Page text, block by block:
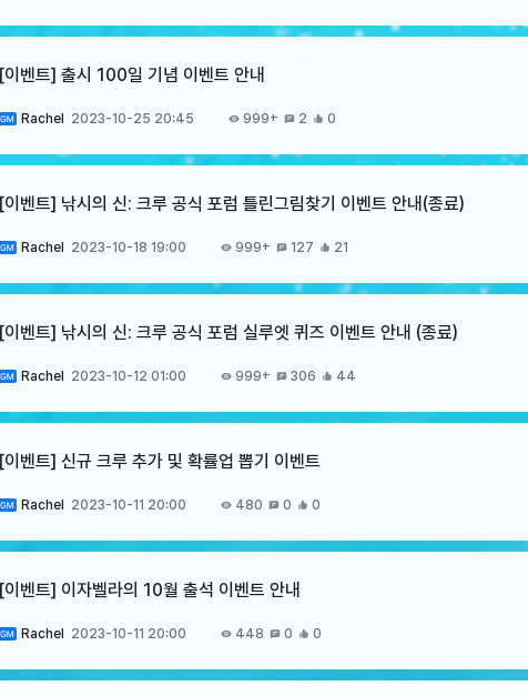
[이벤트] 출시 100일 기념 이벤트 안내
Rachel 2023-10-25 20:45 999+ 2 0
[이벤트] 낚시의 신: 크루 공식 포럼 틀린그림찾기 이벤트 안내(종료)
Rachel 2023-10-18 19:00 999+ 127 21
[이벤트] 낚시의 신: 크루 공식 포럼 실루엣 퀴즈 이벤트 안내 (종료)
Rachel 2023-10-12 01:00 999+ 306 44
[이벤트] 신규 크루 추가 및 확률업 뽑기 이벤트
Rachel 2023-10-11 20:00 480 0 0
[이벤트] 이자벨라의 10월 출석 이벤트 안내
Rachel 2023-10-11 20:00 448 0 0